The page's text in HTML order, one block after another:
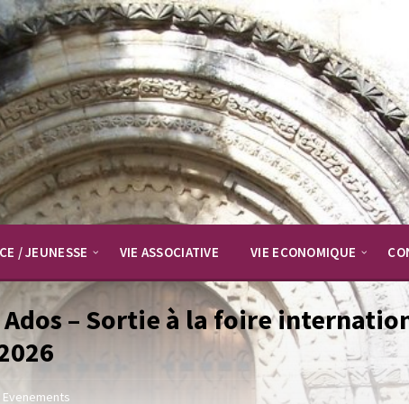
/ JEUNESSE VIE ASSOCIATIVE VIE ECONOMIQUE
– Sortie à la foire
Evenements